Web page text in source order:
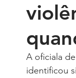
Livre Estacionamento
A oficiala
identificou